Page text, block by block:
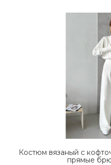
Костюм вязаный с
прямые